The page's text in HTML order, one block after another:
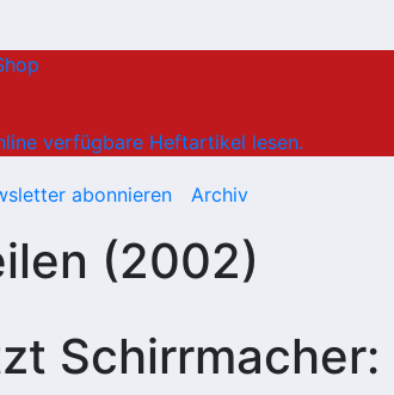
verfügbare Heftartikel lesen.
abonnieren Archiv
(2002)